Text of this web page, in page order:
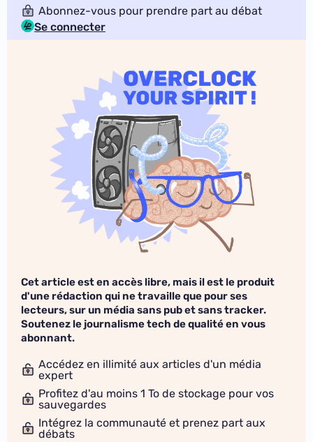
Abonnez-vous pour prendre part au débat
Se connecter
Cet article est en accès libre, mais il est le produit
d'une rédaction qui ne travaille que pour ses
lecteurs, sur un média sans pub et sans tracker.
Soutenez le journalisme tech de qualité en vous
abonnant.
Accédez en illimité aux articles d'un média
expert
Profitez d'au moins 1 To de stockage pour vos
sauvegardes
Intégrez la communauté et prenez part aux
débats